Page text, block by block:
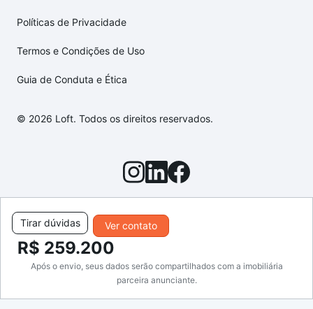
Ver contato
Tirar dúvidas
R$ 259.200
Após o envio, seus dados serão compartilhados com a imobiliária
parceira anunciante.
Políticas de Privacidade
Termos e Condições de Uso
Guia de Conduta e Ética
© 2026 Loft. Todos os direitos reservados.